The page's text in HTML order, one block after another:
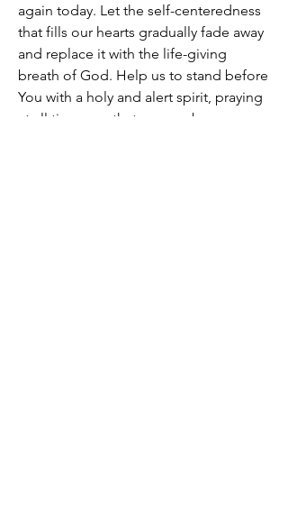
again today. Let the self-centeredness
that fills our hearts gradually fade away
and replace it with the life-giving
breath of God. Help us to stand before
You with a holy and alert spirit, praying
at all times, so that we may be